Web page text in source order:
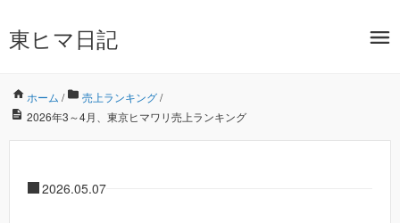
東ヒマ日記
ホーム / 売上ランキング/
2026年3～4月、東京ヒマワリ売上ランキング
2026.05.07